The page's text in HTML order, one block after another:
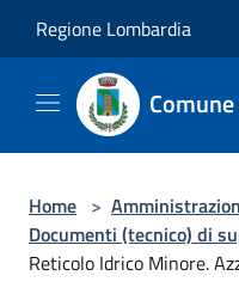
Regione Lombardia
Home >
Documenti (tecnico) di
Reticolo Idrico Minore.